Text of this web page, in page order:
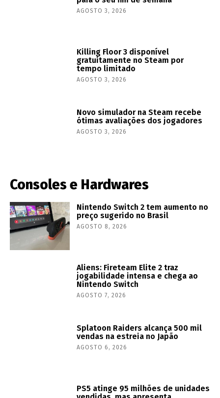
AGOSTO 3, 2026
Killing Floor 3 disponível
gratuitamente no Steam por
tempo limitado
AGOSTO 3, 2026
Novo simulador na Steam recebe
ótimas avaliações dos jogadores
AGOSTO 3, 2026
Consoles e Hardwares
Nintendo Switch 2 tem aumento no
preço sugerido no Brasil
AGOSTO 8, 2026
Aliens: Fireteam Elite 2 traz
jogabilidade intensa e chega ao
Nintendo Switch
AGOSTO 7, 2026
Splatoon Raiders alcança 500 mil
vendas na estreia no Japão
AGOSTO 6, 2026
PS5 atinge 95 milhões de unidades